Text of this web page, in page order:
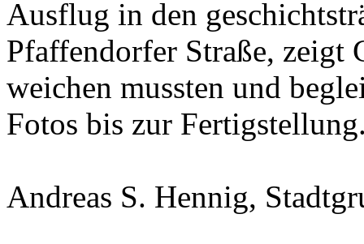
Ausflug in den
Pfaffendorfer Straße, zeigt
weichen mussten und
Fotos bis zur
Andreas S. Hennig,